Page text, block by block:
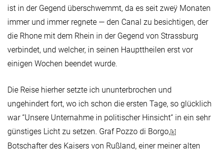
ist in der Gegend überschwemmt, da es seit zweÿ Monaten
immer und immer regnete — den Canal zu besichtigen, der
die Rhone mit dem Rhein in der Gegend von Strassburg
verbindet, und welcher, in seinen Haupttheilen erst vor
einigen Wochen beendet wurde.
Die Reise hierher setzte ich ununterbrochen und
ungehindert fort, wo ich schon die ersten Tage, so glücklich
war “Unsere Unternahme in politischer Hinsicht“ in ein sehr
günstiges Licht zu setzen. Graf Pozzo di Borgo, [k]
Botschafter des Kaisers von Rußland, einer meiner alten